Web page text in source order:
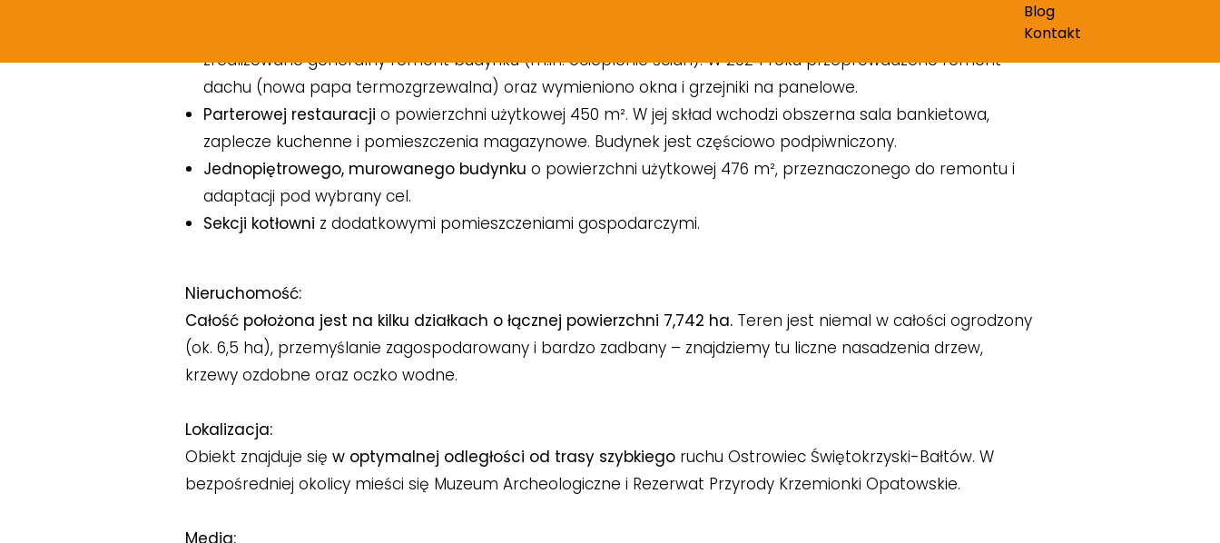
Blog
Kontakt
zrealizowano generalny remont budynku (m.in. ocieplenie ścian). W 2024 roku przeprowadzono remont
dachu (nowa papa termozgrzewalna) oraz wymieniono okna i grzejniki na panelowe.
Parterowej restauracji o powierzchni użytkowej 450 m². W jej skład wchodzi obszerna sala bankietowa,
zaplecze kuchenne i pomieszczenia magazynowe. Budynek jest częściowo podpiwniczony.
Jednopiętrowego, murowanego budynku o powierzchni użytkowej 476 m², przeznaczonego do remontu i
adaptacji pod wybrany cel.
Sekcji kotłowni z dodatkowymi pomieszczeniami gospodarczymi.
Nieruchomość:
Całość położona jest na kilku działkach o łącznej powierzchni 7,742 ha. Teren jest niemal w całości ogrodzony
(ok. 6,5 ha), przemyślanie zagospodarowany i bardzo zadbany – znajdziemy tu liczne nasadzenia drzew,
krzewy ozdobne oraz oczko wodne.
Lokalizacja:
Obiekt znajduje się w optymalnej odległości od trasy szybkiego ruchu Ostrowiec Świętokrzyski-Bałtów. W
bezpośredniej okolicy mieści się Muzeum Archeologiczne i Rezerwat Przyrody Krzemionki Opatowskie.
Media: